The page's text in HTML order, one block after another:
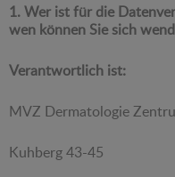
1. Wer ist für die
wen können Sie sich
Verantwortlich ist:
MVZ Dermatologie
Kuhberg 43-45